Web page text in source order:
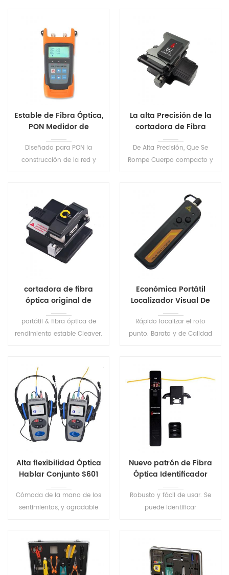
Óptica de Pruebas de
Laboratorio de etec.
de la red de fibra óptica.
Estable de Fibra Óptica,
PON Medidor de
Potencia S316
Diseñado para PON la
construcción de la red y
servicio de todos los PON
señales (1310/1490/1550nm)
en cualquier punto de la red
.
La alta Precisión de la
cortadora de Fibra
óptica D12
De Alta Precisión, Que Se
Rompe Cuerpo compacto y
ftth, cable de herramientas
de corte de fibra óptica
cleaver cable
cortadora de fibra
óptica original de
fábrica D3
portátil & fibra óptica de
rendimiento estable Cleaver.
fibra diámetro.
Económica Portátil
Localizador Visual De
Fallos S203
Rápido localizar el roto
punto. Barato y de Calidad
Alta flexibilidad Óptica
Hablar Conjunto S601
Cómoda de la mano de los
sentimientos, y agradable
de conexión y bajo ruido de
fondo. El usuario puede
operar fácilmente en esta
Nuevo patrón de Fibra
Óptica Identificador
S505
Robusto y fácil de usar. Se
puede identificar
detectar la presencia de
señales en las fibras ópticas .